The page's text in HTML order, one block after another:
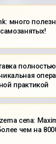
много
практикой
cena:
чем на